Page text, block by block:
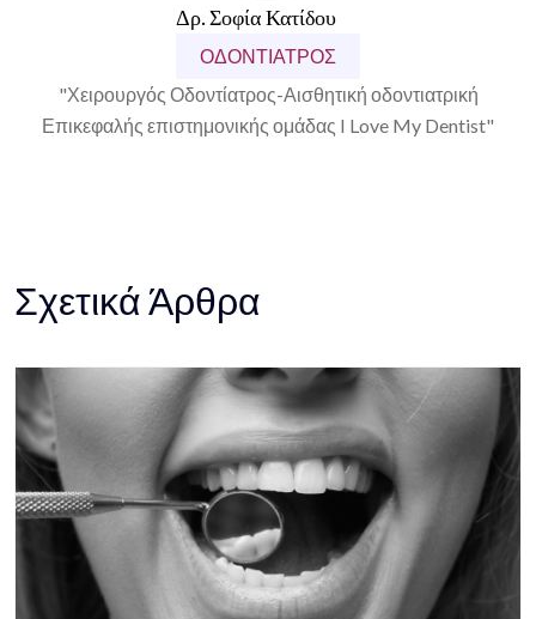
Δρ. Σοφία Κατίδου
ΟΔΟΝΤΊΑΤΡΟΣ
"Χειρουργός Οδοντίατρος-Αισθητική οδοντιατρική
Επικεφαλής επιστημονικής ομάδας I Love My Dentist"
Σχετικά Άρθρα